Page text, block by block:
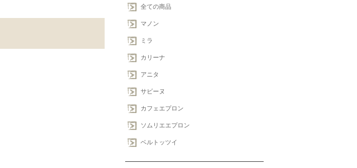
全ての商品
マノン
ミラ
カリーナ
アニタ
サビーヌ
カフェエプロン
ソムリエエプロン
ベルトッツイ